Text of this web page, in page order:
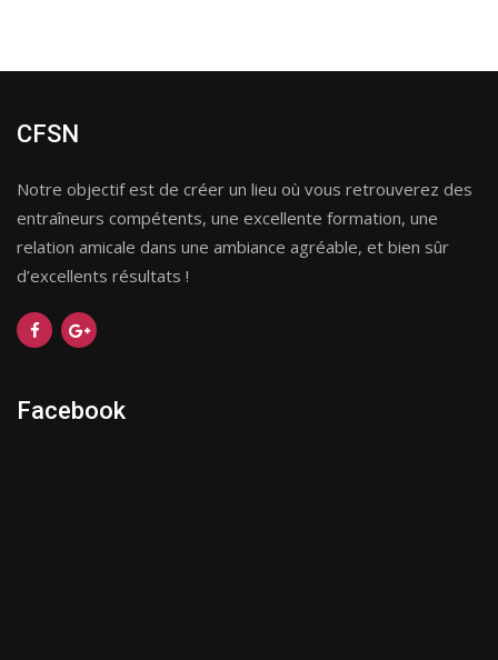
CFSN
Notre objectif est de créer un lieu où vous retrouverez des
entraîneurs compétents, une excellente formation, une
relation amicale dans une ambiance agréable, et bien sûr
d’excellents résultats !
Facebook